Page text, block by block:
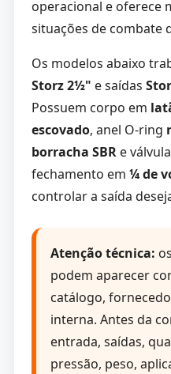
operacional e oferece
situações de combate
Os modelos abaixo
Storz 2½" e saídas
Possuem corpo em
escovado, anel O-ring
borracha SBRe
fechamento em ¼ de
controlar a saída
Atenção técnica:
podem aparecer
catálogo,
interna. Antes da
entrada, saídas,
pressão, peso,